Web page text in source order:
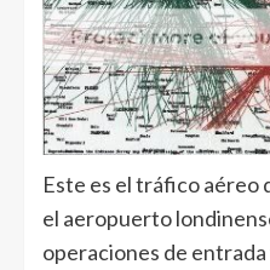
Este es el tráfico aéreo
el aeropuerto
operaciones de entrada